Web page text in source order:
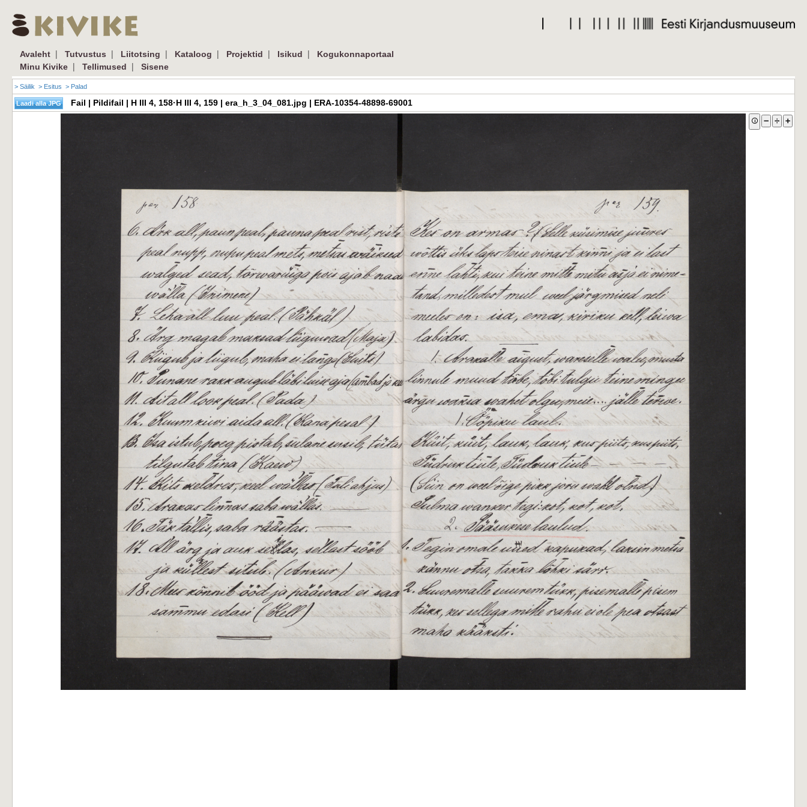
Avaleht | Tutvustus | Liitotsing | Kataloog | Projektid | Isikud |
Kogukonnaportaal
Minu Kivike | Tellimused | Sisene
> Säilik > Esitus > Palad
Fail | Pildifail | H III 4, 158·H III 4, 159 | era_h_3_04_081.jpg | ERA-10354-48898-69001